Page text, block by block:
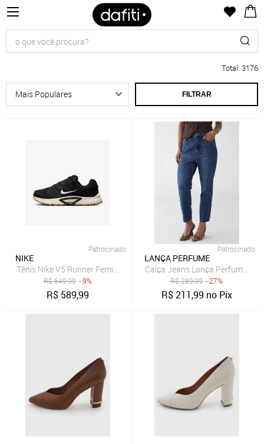
Total: 3176
FILTRAR
Patrocinado
NIKE
Tênis Nike V5 Runner Feminino
R$649,99 - 9%
R$ 589,99
Patrocinado
LANÇA PERFUME
Calça Jeans Lança Perfume
R$289,99 - 27%
R$211,99 no Pix